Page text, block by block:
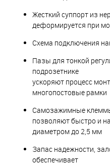
Жесткий суппорт из
деформируется при
Схема подключения
Пазы для тонкой
подрозетнике
ускоряют процесс
многопостовые рамки
Самозажимные
позволяют быстро и
диаметром до 2,5 мм
Запас надежности,
обеспечивает